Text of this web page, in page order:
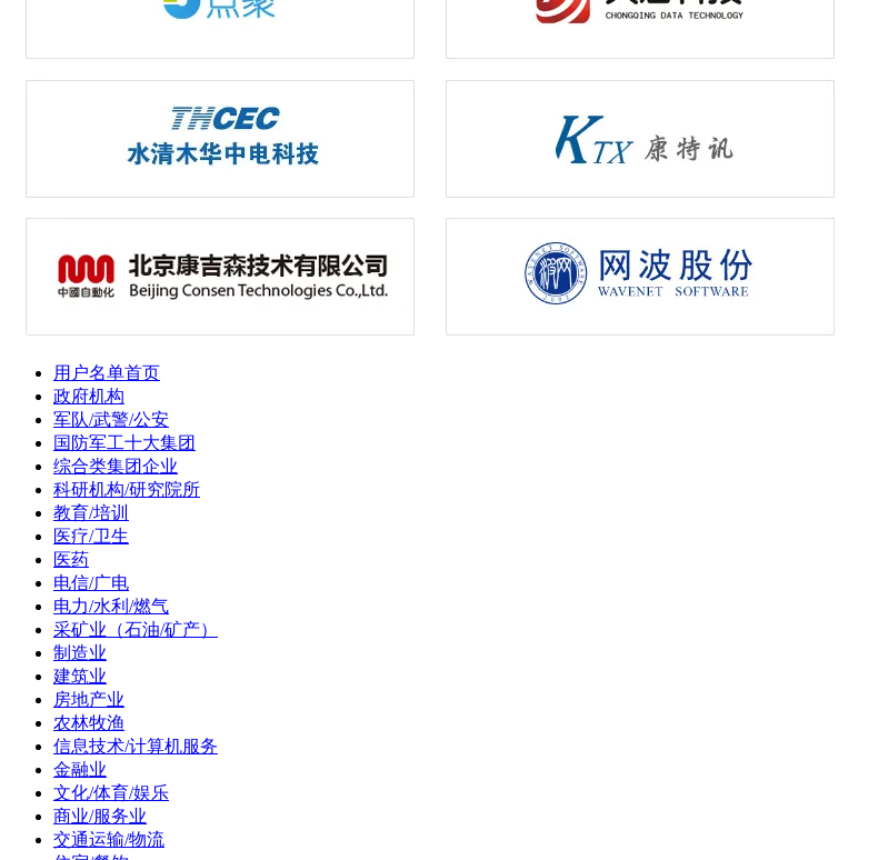
用户名单首页
政府机构
军队/武警/公安
国防军工十大集团
综合类集团企业
科研机构/研究院所
教育/培训
医疗/卫生
医药
电信/广电
电力/水利/燃气
采矿业（石油/矿产）
制造业
建筑业
房地产业
农林牧渔
信息技术/计算机服务
金融业
文化/体育/娱乐
商业/服务业
交通运输/物流